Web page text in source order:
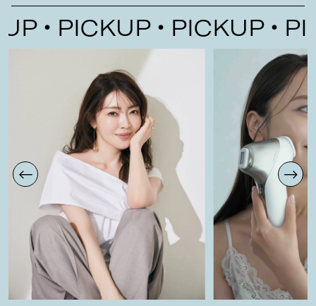
PICKUP PICKUP